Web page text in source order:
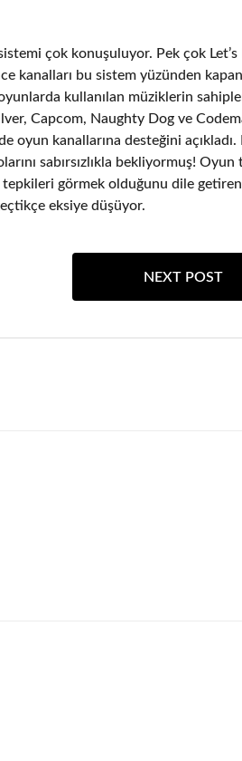
çok konuşuluyor. Pek çok Let’s
kanalları bu sistem yüzünden
kullanılan müziklerin
Capcom, Naughty Dog ve
oyun kanallarına desteğini açıkladı.
sabırsızlıkla bekliyormuş! Oyun
tepkileri görmek olduğunu dile
eksiye düşüyor.
NEXT POST